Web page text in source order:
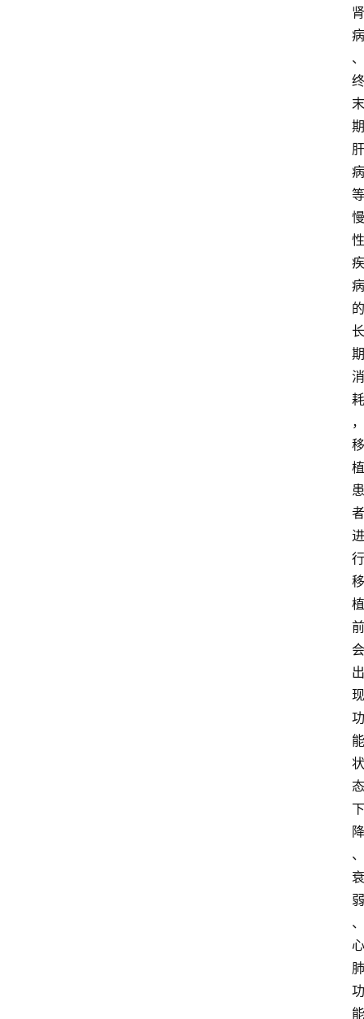
肾
病
、
终
末
期
肝
病
等
慢
性
疾
病
的
长
期
消
耗
，
移
植
患
者
进
行
移
植
前
会
出
现
功
能
状
态
下
降
、
衰
弱
、
心
肺
功
能